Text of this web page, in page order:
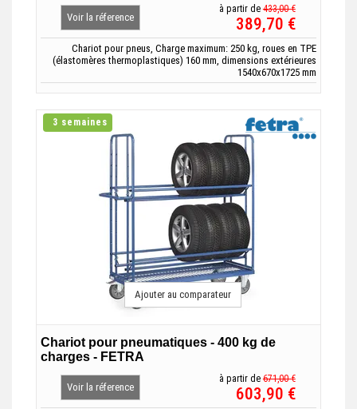
Voir la réference
à partir de 433,00 €
389,70 €
Chariot pour pneus, Charge maximum: 250 kg, roues en TPE
(élastomères thermoplastiques) 160 mm, dimensions extérieures
1540x670x1725 mm
3 semaines
Chariot pour pneumatiques - 400 kg de
charges - FETRA
Voir la réference
à partir de 671,00 €
603,90 €
Ajouter au comparateur